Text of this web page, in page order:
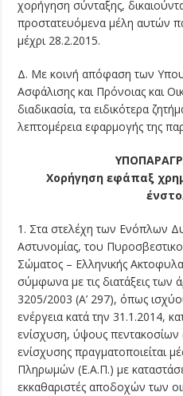
χορήγηση σύνταξης,
προστατευόμενα μέλη αυτών
μέχρι 28.2.2015.
Δ. Με κοινή απόφαση των
Ασφάλισης και Πρόνοιας και
διαδικασία, τα ειδικότερα
λεπτομέρεια εφαρμογής της
Χορήγηση εφάπαξ
1. Στα στελέχη των Ενόπλων
Αστυνομίας, του
Σώματος – Ελληνικής
σύμφωνα με τις διατάξεις των
3205/2003 (Α’ 297), όπως
ενέργεια κατά την 31.1.2014,
ενίσχυση, ύψους
ενίσχυσης πραγματοποιείται
Πληρωμών (Ε.Α.Π.) με
εκκαθαριστές αποδοχών των